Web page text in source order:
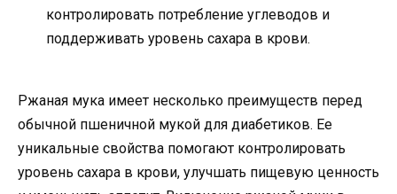
контролировать потребление углеводов и
поддерживать уровень сахара в крови.
Ржаная мука имеет несколько преимуществ перед
обычной пшеничной мукой для диабетиков. Ее
уникальные свойства помогают контролировать
уровень сахара в крови, улучшать пищевую ценность